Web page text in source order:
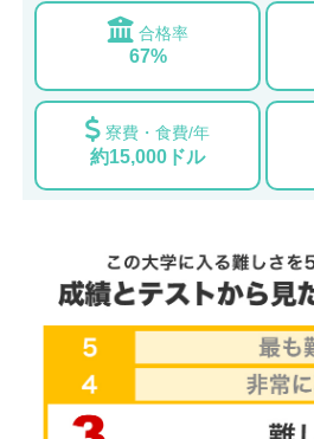
合格率
67%
寮費・食費/年
約15,000ドル